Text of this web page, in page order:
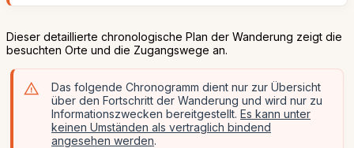
Dieser detaillierte chronologische Plan der Wanderung zeigt die
besuchten Orte und die Zugangswege an.
Das folgende Chronogramm dient nur zur Übersicht
über den Fortschritt der Wanderung und wird nur zu
Informationszwecken bereitgestellt. Es kann unter
keinen Umständen als vertraglich bindend
angesehen werden.